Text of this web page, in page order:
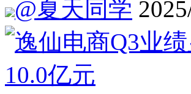
@夏天同学